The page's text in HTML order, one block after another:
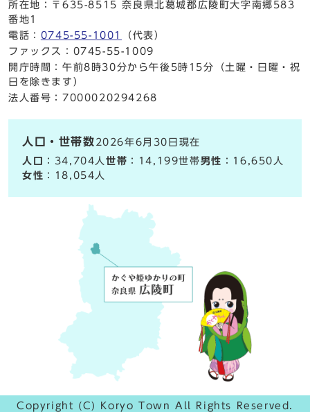
所在地：〒635-8515 奈良県北葛城郡広陵町大字南郷583
番地1
電話： 0745-55-1001
（代表）
ファックス：0745-55-1009
開庁時間：午前8時30分から午後5時15分（土曜・日曜・祝
日を除きます）
法人番号：7000020294268
人口・世帯数 2026年6月30日現在
人口
：34,704人世帯 ：14,199世帯男性 ：16,650人
女性 ：18,054人
Copyright (C) Koryo Town All Rights Reserved.